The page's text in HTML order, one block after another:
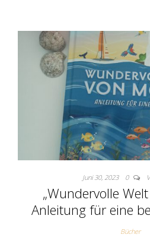
Juni 30, 2023 0
„Wundervolle
Anleitung für eine
Bücher